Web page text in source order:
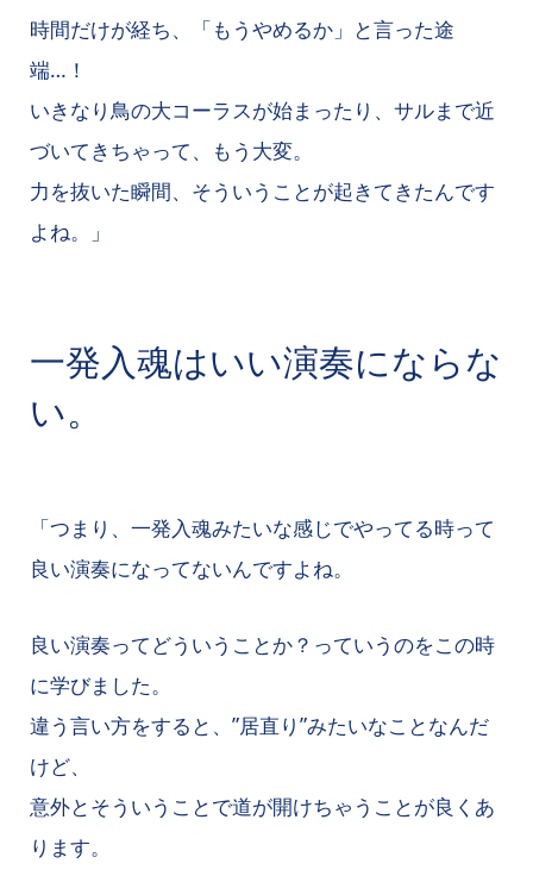
時間だけが経ち、「もうやめるか」と言った途
端…！
いきなり鳥の大コーラスが始まったり、サルまで近
づいてきちゃって、もう大変。
力を抜いた瞬間、そういうことが起きてきたんです
よね。」
一発入魂はいい演奏にならな
い。
「つまり、一発入魂みたいな感じでやってる時って
良い演奏になってないんですよね。
良い演奏ってどういうことか？っていうのをこの時
に学びました。
違う言い方をすると、”居直り”みたいなことなんだ
けど、
意外とそういうことで道が開けちゃうことが良くあ
ります。